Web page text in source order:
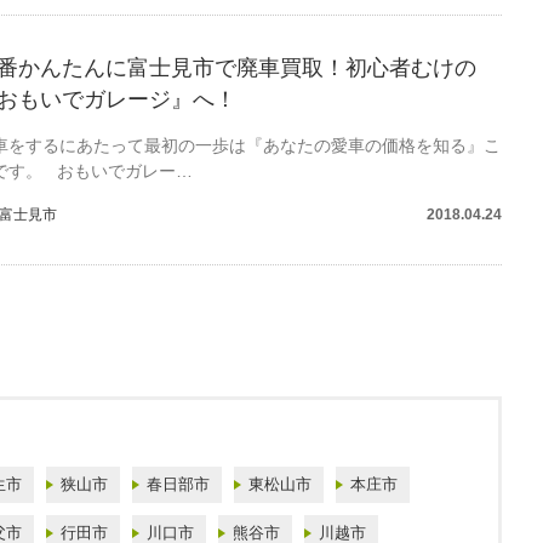
かんたんに富士見市で廃車買取！初心者むけの
もいでガレージ』へ！
をするにあたって最初の一歩は『あなたの愛車の価格を知る』こ
す。 おもいでガレー…
富士見市 2018.04.24
市 狭山市 春日部市 東松山市 本庄市
市 行田市 川口市 熊谷市 川越市